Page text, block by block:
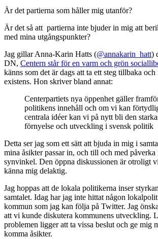
Är det partierna som håller mig utanför?
Är det så att partierna inte bjuder in mig att
med mina utgångspunkter?
Jag gillar Anna-Karin Hatts (@annakarin_hatt)
DN, Centern står för en varm och grön
känns som det är dags att ta ett steg tillbaka
existens. Hon skriver bland annat:
Centerpartiets nya öppenhet gäller
politikens innehåll och om vi kan
centrala idéer kan vi på nytt bli den
förnyelse och utveckling i svensk politik
Detta ser jag som ett sätt att bjuda in mig i
mina åsikter passar in, och till och med
synvinkel. Den öppna diskussionen är otroligt
känna mig delaktig.
Jag hoppas att de lokala politikerna inser
samtalet. Idag har jag inte hittat någon
kommun som jag kan följa på Twitter. Jag
att vi kunde diskutera kommunens utveckling.
problemen ligger att ta vissa beslut och ge mig
komma åsikter.